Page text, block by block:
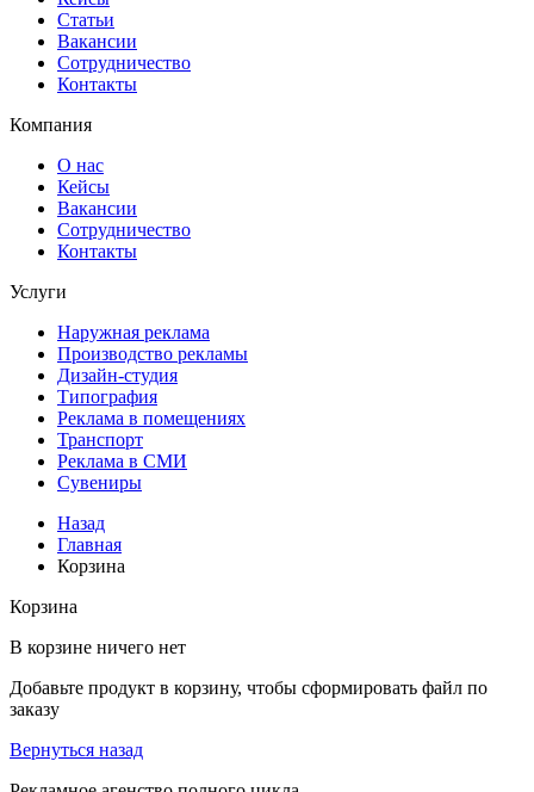
Статьи
Вакансии
Сотрудничество
Контакты
Компания
О нас
Кейсы
Вакансии
Сотрудничество
Контакты
Услуги
Наружная реклама
Производство рекламы
Дизайн-студия
Типография
Реклама в помещениях
Транспорт
Реклама в СМИ
Сувениры
Назад
Главная
Корзина
Корзина
В корзине ничего нет
Добавьте продукт в корзину, чтобы сформировать файл по
заказу
Вернуться назад